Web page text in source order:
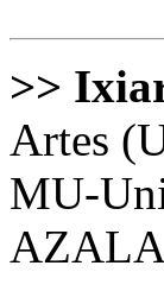
>>
Artes
MU-
AZALA